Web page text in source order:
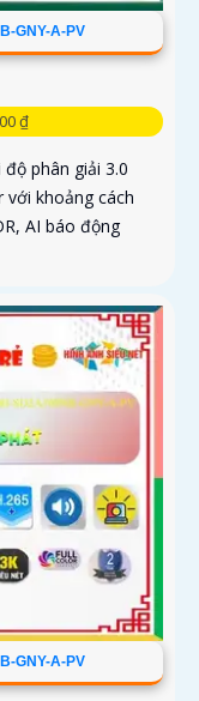
GNY-A-PV
₫
phân giải 3.0
với khoảng cách
AI báo động
GNY-A-PV